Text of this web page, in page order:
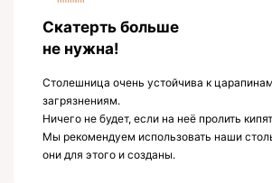
Скатерть больше
не нужна!
Столешница очень устойчива к
загрязнениям.
Ничего не будет, если на неё пролить
Мы рекомендуем использовать наши
они для этого и созданы.